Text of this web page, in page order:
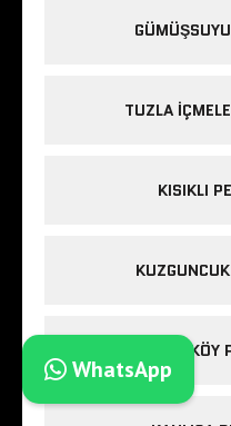
TUZLA
KISIKLI
FIRÜZKÖY
WhatsApp